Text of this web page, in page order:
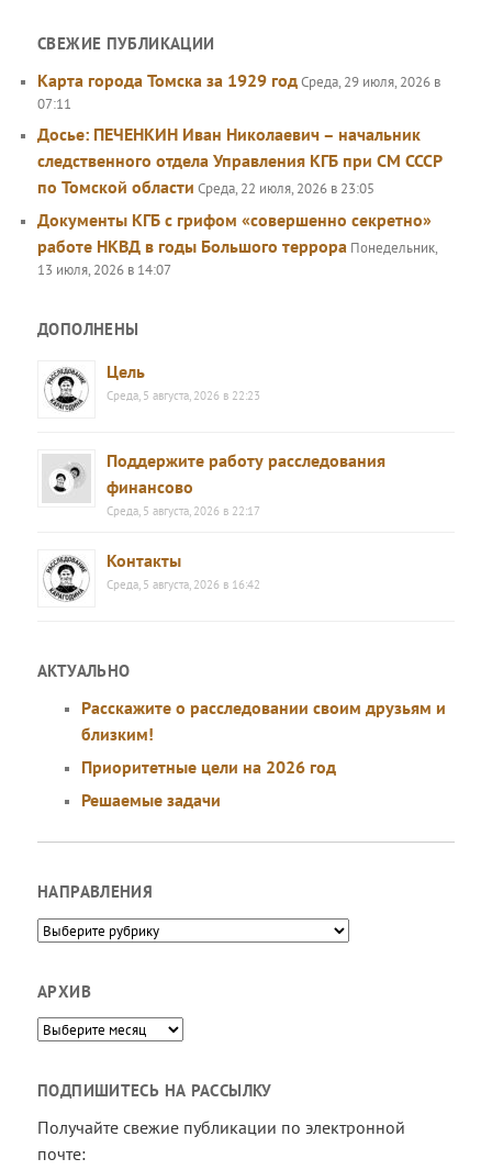
СВЕЖИЕ ПУБЛИКАЦИИ
Карта города Томска за 1929 годСреда, 29 июля, 2026 в
07:11
Досье: ПЕЧЕНКИН Иван Николаевич – начальник
следственного отдела Управления КГБ при СМ СССР
по Томской области Среда, 22 июля, 2026 в 23:05
Документы КГБ с грифом «совершенно секретно»
работе НКВД в годы Большого террора Понедельник,
13 июля, 2026 в 14:07
ДОПОЛНЕНЫ
Цель
Среда, 5 августа, 2026 в 22:23
Поддержите работу расследования
финансово
Среда, 5 августа, 2026 в 22:17
Контакты
Среда, 5 августа, 2026 в 16:42
АКТУАЛЬНО
Расскажите о расследовании своим друзьям и
близким!
Приоритетные цели на 2026 год
Решаемые задачи
НАПРАВЛЕНИЯ
Направления
АРХИВ
Архив
ПОДПИШИТЕСЬ НА РАССЫЛКУ
Получайте свежие публикации по электронной
почте: